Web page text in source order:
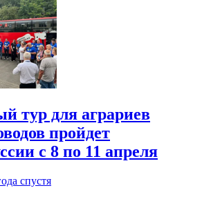
тур для аграриев
пройдет
с 8 по 11 апреля
спустя